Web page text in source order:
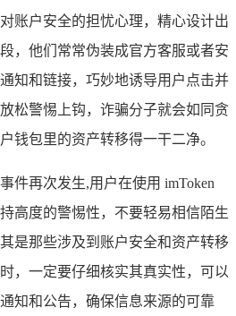
账户安全的担忧心理，精心设计出
，他们常常伪装成官方客服或者安
知和链接，巧妙地诱导用户点击并
松警惕上钩，诈骗分子就会如同贪
钱包里的资产转移得一干二净。
件再次发生,用户在使用 imToken
高度的警惕性，不要轻易相信陌生
是那些涉及到账户安全和资产转移
，一定要仔细核实其真实性，可以
知和公告，确保信息来源的可靠